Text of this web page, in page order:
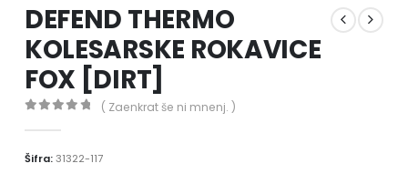
DEFEND THERMO
KOLESARSKE ROKAVICE
FOX [DIRT]
( Zaenkrat še ni mnenj. )
Šifra:31322-117